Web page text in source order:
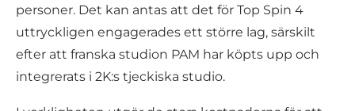
personer. Det kan antas att det för Top Spin 4
uttryckligen engagerades ett större lag, särskilt
efter att franska studion PAM har köpts upp och
integrerats i 2K:s tjeckiska studio.